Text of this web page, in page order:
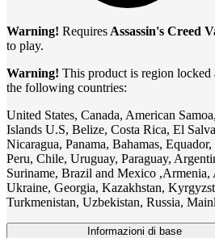
Warning! Requires Assassin's Creed
to play.
Warning! This product is region locked
the following countries:
United States, Canada, American
Islands U.S, Belize, Costa Rica, El
Nicaragua, Panama, Bahamas,
Peru, Chile, Uruguay, Paraguay,
Suriname, Brazil and Mexico ,Armenia,
Ukraine, Georgia, Kazakhstan,
Turkmenistan, Uzbekistan, Russia,
Informazioni di base